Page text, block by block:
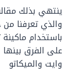
ينتهي بذلك
والذي تعرفنا
باستخدام
على الفرق بينها
وايت والميكاتو